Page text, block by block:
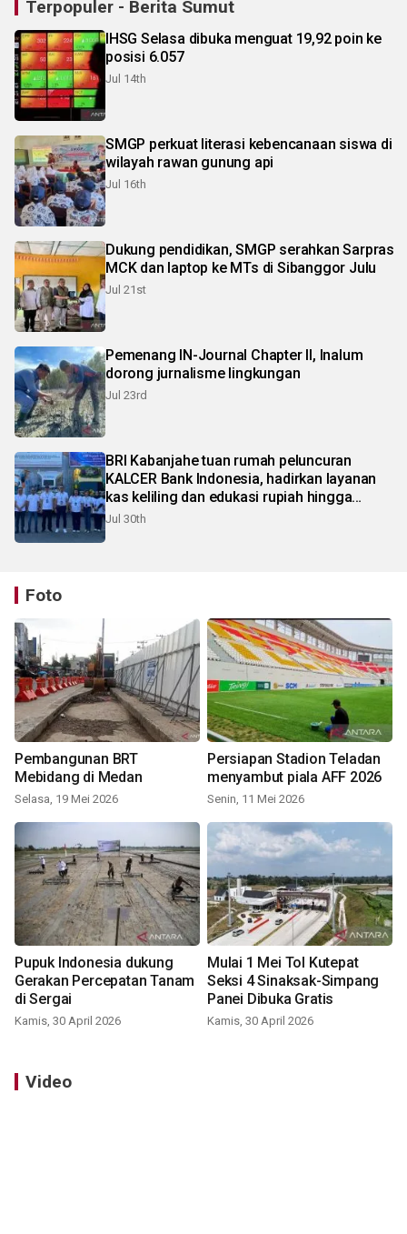
Terpopuler - Berita Sumut
IHSG Selasa dibuka menguat 19,92 poin ke
posisi 6.057
Jul 14th
SMGP perkuat literasi kebencanaan siswa di
wilayah rawan gunung api
Jul 16th
Dukung pendidikan, SMGP serahkan Sarpras
MCK dan laptop ke MTs di Sibanggor Julu
Jul 21st
Pemenang IN-Journal Chapter II, Inalum
dorong jurnalisme lingkungan
Jul 23rd
BRI Kabanjahe tuan rumah peluncuran
KALCER Bank Indonesia, hadirkan layanan
kas keliling dan edukasi rupiah hingga
pelosok Karo
Jul 30th
Foto
Pembangunan BRT
Mebidang di Medan
Selasa, 19 Mei 2026
Persiapan Stadion Teladan
menyambut piala AFF 2026
Senin, 11 Mei 2026
Pupuk Indonesia dukung
Gerakan Percepatan Tanam
di Sergai
Kamis, 30 April 2026
Mulai 1 Mei Tol Kutepat
Seksi 4 Sinaksak-Simpang
Panei Dibuka Gratis
Kamis, 30 April 2026
Video